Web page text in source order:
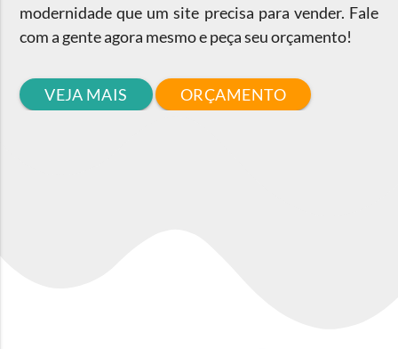
modernidade que um site precisa para vender. Fale
com a gente agora mesmo e peça seu orçamento!
VEJA MAIS ORÇAMENTO